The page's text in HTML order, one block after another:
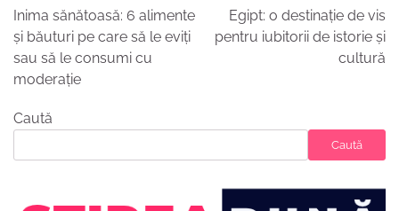
în
articole
Inima sănătoasă: 6 alimente
și băuturi pe care să le eviți
sau să le consumi cu
moderație
Egipt: o destinație de vis
pentru iubitorii de istorie și
cultură
Caută
Caută